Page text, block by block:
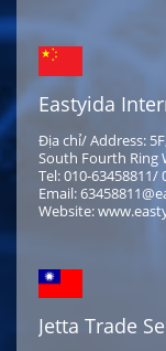
Eastyida
Địa chỉ/ Address:
South Fourth Ring
Tel: 010-63458811/
Email:
Website:
Jetta Trade